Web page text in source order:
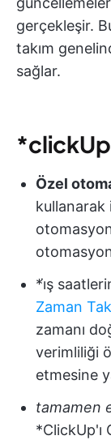
gerçekleşir.
takım
sağlar.
Özel
kullanarak
*i̇ş
Zaman
zamanı
verimliliği
etmesine
tamamen
*ClickUp'ı